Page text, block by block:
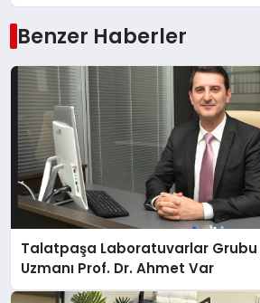
Benzer Haberler
Talatpaşa Laboratuvarlar Grubu
Uzmanı Prof. Dr. Ahmet Var